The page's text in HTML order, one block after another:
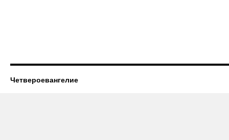
Четвероевангелие